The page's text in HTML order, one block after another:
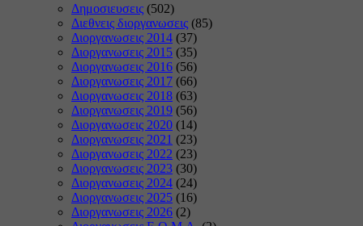
Δημοσιευσεις (502)
Διεθνεις διοργανωσεις (85)
Διοργανωσεις 2014 (37)
Διοργανωσεις 2015 (35)
Διοργανωσεις 2016 (56)
Διοργανωσεις 2017 (66)
Διοργανωσεις 2018 (63)
Διοργανωσεις 2019 (56)
Διοργανωσεις 2020 (14)
Διοργανωσεις 2021 (23)
Διοργανωσεις 2022 (23)
Διοργανωσεις 2023 (30)
Διοργανωσεις 2024 (24)
Διοργανωσεις 2025 (16)
Διοργανωσεις 2026 (2)